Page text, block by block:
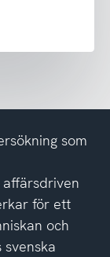
som
för ett
och